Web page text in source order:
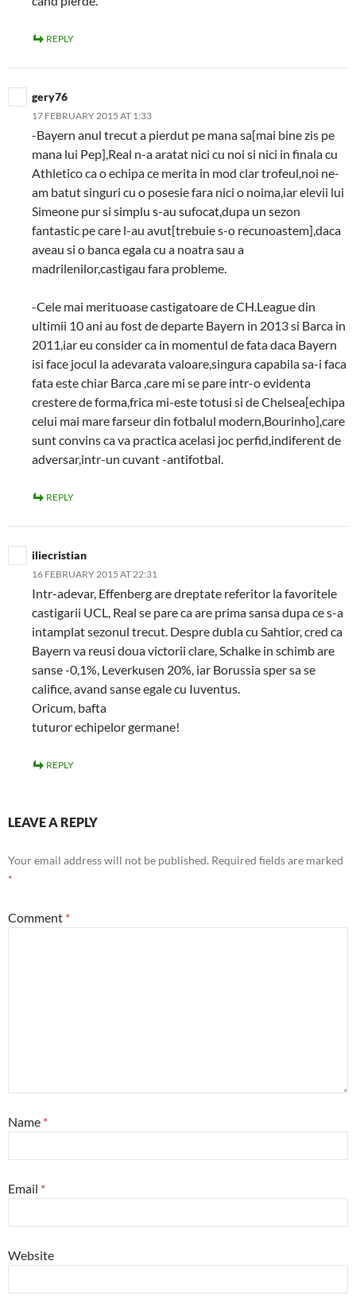
REPLY
gery76
17 FEBRUARY 2015 AT 1:33
-Bayern anul trecut a pierdut pe mana sa[mai bine zis pe
mana lui Pep],Real n-a aratat nici cu noi si nici in finala cu
Athletico ca o echipa ce merita in mod clar trofeul,noi ne-
am batut singuri cu o posesie fara nici o noima,iar elevii lui
Simeone pur si simplu s-au sufocat,dupa un sezon
fantastic pe care l-au avut[trebuie s-o recunoastem],daca
aveau si o banca egala cu a noatra sau a
madrilenilor,castigau fara probleme.
-Cele mai merituoase castigatoare de CH.League din
ultimii 10 ani au fost de departe Bayern in 2013 si Barca in
2011,iar eu consider ca in momentul de fata daca Bayern
isi face jocul la adevarata valoare,singura capabila sa-i faca
fata este chiar Barca ,care mi se pare intr-o evidenta
crestere de forma,frica mi-este totusi si de Chelsea[echipa
celui mai mare farseur din fotbalul modern,Bourinho],care
sunt convins ca va practica acelasi joc perfid,indiferent de
adversar,intr-un cuvant -antifotbal.
REPLY
iliecristian
16 FEBRUARY 2015 AT 22:31
Intr-adevar, Effenberg are dreptate referitor la favoritele
castigarii UCL, Real se pare ca are prima sansa dupa ce s-a
intamplat sezonul trecut. Despre dubla cu Sahtior, cred ca
Bayern va reusi doua victorii clare, Schalke in schimb are
sanse -0,1%, Leverkusen 20%, iar Borussia sper sa se
califice, avand sanse egale cu Iuventus.
Oricum, bafta
tuturor echipelor germane!
REPLY
LEAVE A REPLY
Your email address will not be published. Required fields are marked
*
Comment *
Name *
Email *
Website